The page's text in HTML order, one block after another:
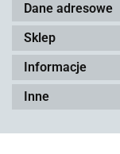
Dane adresowe
Sklep
Informacje
Inne